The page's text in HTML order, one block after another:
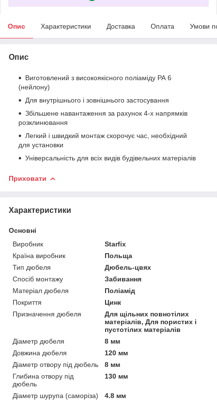
Опис Характеристики Доставка Оплата Умови
Опис
Виготовлений з високоякісного поліаміду РА 6
(нейлону)
Для внутрішнього і зовнішнього застосування
Збільшене навантаження за рахунок 4-х напрямків
розклинювання
Легкий і швидкий монтаж скорочує час, необхідний
для установки
Універсальність для всіх видів будівельних матеріалів
Приховати
Характеристики
Основні
Виробник
Starfix
Країна виробник
Польща
Тип дюбеля
Дюбель-цвях
Спосіб монтажу
Забивання
Матеріал дюбеля
Поліамід
Покриття
Цинк
Призначення дюбеля
Для щільних повнотілих
матеріалів, Для пористих і
пустотілих матеріалів
Діаметр дюбеля
8 мм
Довжина дюбеля
120 мм
Діаметр отвору під дюбель
8 мм
Глибина отвору під
дюбель
130 мм
Діаметр шурупа (саморіза)
4.8 мм